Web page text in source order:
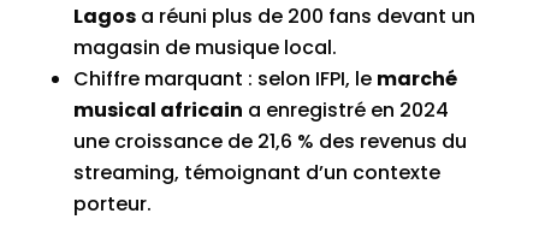
Lagosa réuni plus de 200 fans devant un
magasin de musique local.
Chiffre marquant : selon IFPI, le marché
musical africain a enregistré en 2024
une croissance de 21,6 % des revenus du
streaming, témoignant d’un contexte
porteur.